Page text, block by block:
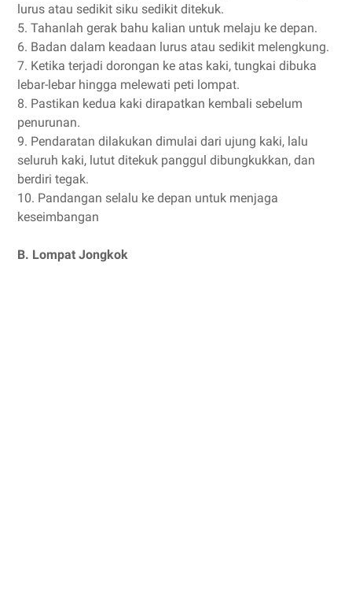
lurus atau sedikit siku sedikit ditekuk.
5. Tahanlah gerak bahu kalian untuk melaju ke depan.
6. Badan dalam keadaan lurus atau sedikit melengkung.
7. Ketika terjadi dorongan ke atas kaki, tungkai dibuka
lebar-lebar hingga melewati peti lompat.
8. Pastikan kedua kaki dirapatkan kembali sebelum
penurunan.
9. Pendaratan dilakukan dimulai dari ujung kaki, lalu
seluruh kaki, lutut ditekuk panggul dibungkukkan, dan
berdiri tegak.
10. Pandangan selalu ke depan untuk menjaga
keseimbangan
B. Lompat Jongkok